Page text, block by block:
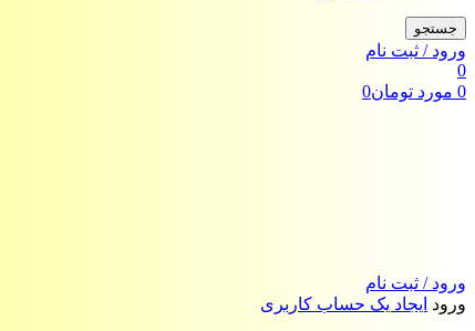
جستجو
ورود / ثبت نام
0
0 مورد تومان0
ورود / ثبت نام
ورود ایجاد یک حساب کاربری